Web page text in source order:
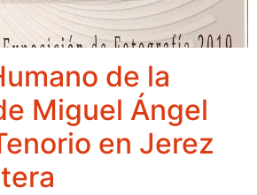
de la
Miguel Ángel
en Jerez